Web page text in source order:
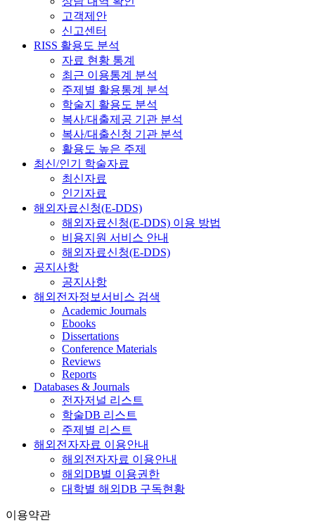
고객제안
신고센터
RISS 활용도 분석
자료 현황 통계
최근 이용통계 분석
주제별 활용통계 분석
학술지 활용도 분석
복사/대출제공 기관 분석
복사/대출신청 기관 분석
활용도 높은 주제
최신/인기 학술자료
최신자료
인기자료
해외자료신청(E-DDS)
해외자료신청(E-DDS) 이용 방법
비용지원 서비스 안내
해외자료신청(E-DDS)
공지사항
공지사항
해외전자정보서비스 검색
Academic Journals
Ebooks
Dissertations
Conference Materials
Reviews
Reports
Databases & Journals
전자저널 리스트
학술DB 리스트
주제별 리스트
해외전자자료 이용안내
해외전자자료 이용안내
해외DB별 이용권한
대학별 해외DB 구독현황
이용약관